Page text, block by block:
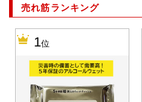
売れ筋ランキング
1位